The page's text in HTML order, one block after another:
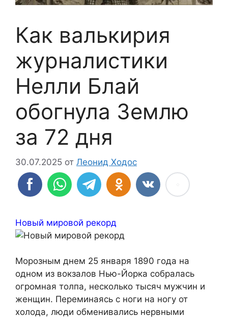
Как валькирия
журналистики
Нелли Блай
обогнула Землю
за 72 дня
30.07.2025 от Леонид Ходос
Новый мировой рекорд
Морозным днем 25 января 1890 года на
одном из вокзалов Нью-Йорка собралась
огромная толпа, несколько тысяч мужчин и
женщин. Переминаясь с ноги на ногу от
холода, люди обменивались нервными